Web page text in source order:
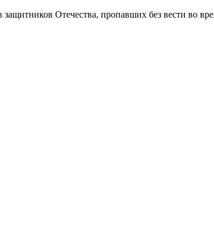
Отечества, пропавших без вести во